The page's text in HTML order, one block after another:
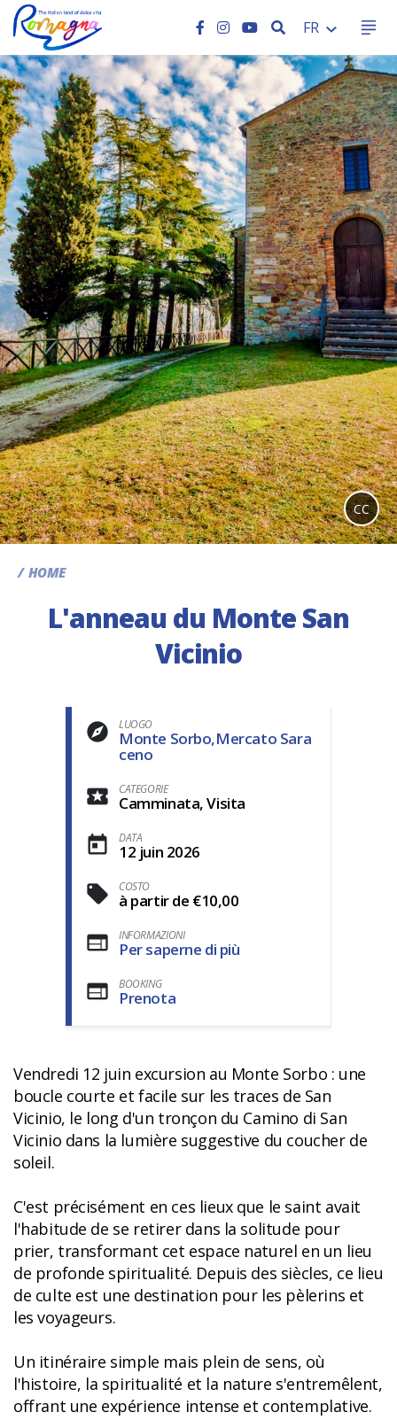
RECHERCHER
FR
CC
HOME
L'anneau du Monte San
Vicinio
LUOGO
Monte Sorbo,Mercato Sara
ceno
CATEGORIE
Camminata, Visita
DATA
12 juin 2026
COSTO
à partir de €10,00
INFORMAZIONI
Per saperne di più
BOOKING
Prenota
Vendredi 12 juin excursion au Monte Sorbo : une
boucle courte et facile sur les traces de San
Vicinio, le long d'un tronçon du Camino di San
Vicinio dans la lumière suggestive du coucher de
soleil.
C'est précisément en ces lieux que le saint avait
l'habitude de se retirer dans la solitude pour
prier, transformant cet espace naturel en un lieu
de profonde spiritualité. Depuis des siècles, ce lieu
de culte est une destination pour les pèlerins et
les voyageurs.
Un itinéraire simple mais plein de sens, où
l'histoire, la spiritualité et la nature s'entremêlent,
offrant une expérience intense et contemplative.